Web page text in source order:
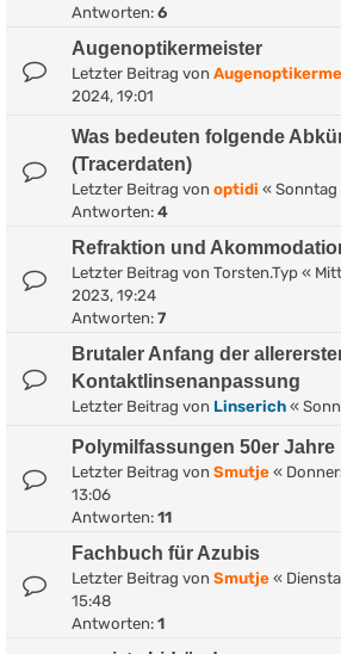
Antworten: 6
Augenoptikermeister
Letzter Beitrag von
2024, 19:01
Was bedeuten folgende
(Tracerdaten)
Letzter Beitrag von optidi « Sonntag
Antworten: 4
Refraktion und
Letzter Beitrag von Torsten.Typ «
2023, 19:24
Antworten: 7
Brutaler Anfang der
Kontaktlinsenanpassung
Letzter Beitrag von Linserich «
Polymilfassungen 50er Jahre
Letzter Beitrag von Smutje «
13:06
Antworten: 11
Fachbuch für Azubis
Letzter Beitrag von Smutje «
15:48
Antworten: 1